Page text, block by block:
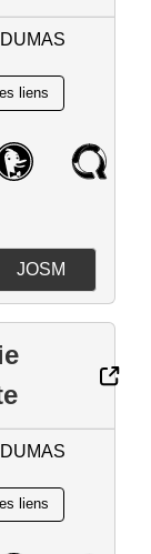
JOSM